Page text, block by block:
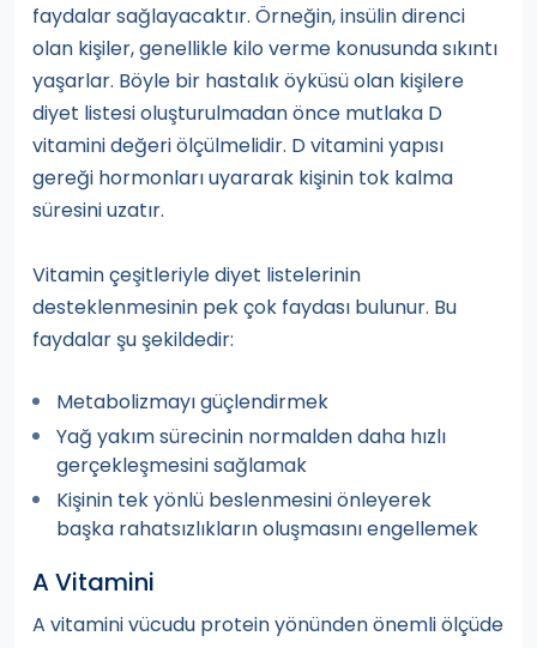
faydalar sağlayacaktır. Örneğin, insülin direnci
olan kişiler, genellikle kilo verme konusunda sıkıntı
yaşarlar. Böyle bir hastalık öyküsü olan kişilere
diyet listesi oluşturulmadan önce mutlaka D
vitamini değeri ölçülmelidir. D vitamini yapısı
gereği hormonları uyararak kişinin tok kalma
süresini uzatır.
Vitamin çeşitleriyle diyet listelerinin
desteklenmesinin pek çok faydası bulunur. Bu
faydalar şu şekildedir:
Metabolizmayı güçlendirmek
Yağ yakım sürecinin normalden daha hızlı
gerçekleşmesini sağlamak
Kişinin tek yönlü beslenmesini önleyerek
başka rahatsızlıkların oluşmasını engellemek
A Vitamini
A vitamini vücudu protein yönünden önemli ölçüde